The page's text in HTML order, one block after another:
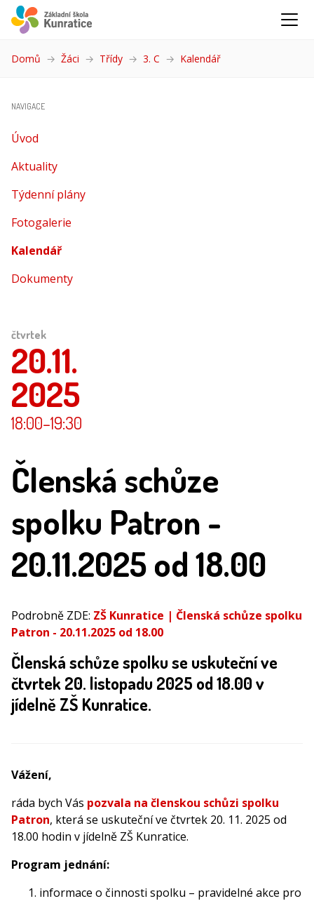
Domů Žáci Třídy 3. C Kalendář
NAVIGACE
Úvod
Aktuality
Týdenní plány
Fotogalerie
Kalendář(aktuální)
Dokumenty
čtvrtek
20.11.
2025
18:00–19:30
Členská schůze
spolku Patron -
20.11.2025 od 18.00
Podrobně ZDE: ZŠ Kunratice | Členská schůze spolku
Patron - 20.11.2025 od 18.00
Členská schůze spolku se uskutečníve
čtvrtek 20. listopadu 2025 od 18.00 v
jídelně ZŠ Kunratice.
Vážení,
ráda bych Vás pozvala na členskou schůzi spolku
Patron, která se uskuteční ve čtvrtek 20. 11. 2025 od
18.00 hodin v jídelně ZŠ Kunratice.
Program jednání:
informace o činnosti spolku – pravidelné akce pro